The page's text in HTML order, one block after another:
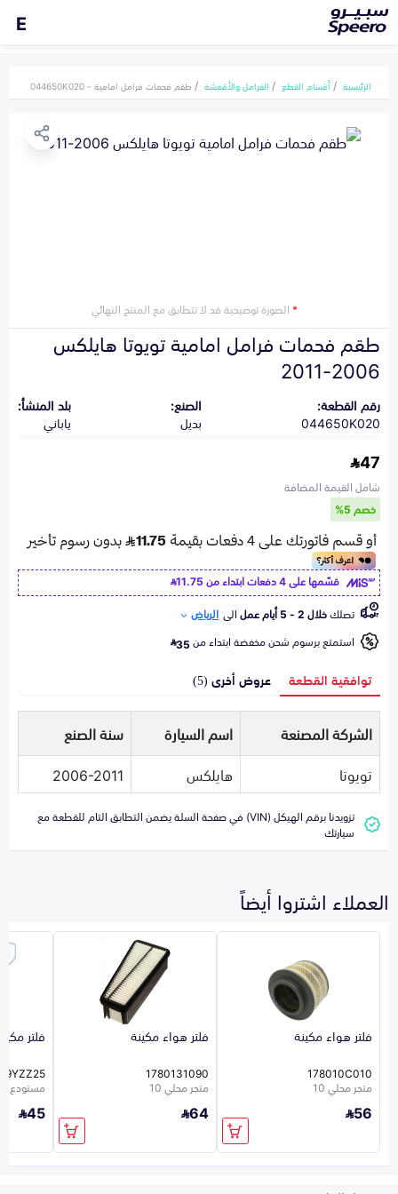
E
الرئيسية أقسام القطع الفرامل والأقمشة طقم فحمات فرامل امامية - 044650K020
*الصورة توضيحية قد لا تتطابق مع المنتج النهائي
طقم فحمات فرامل امامية تويوتا هايلكس
2006-2011
رقم القطعة:
044650K020
الصنع:
بديل
بلد المنشأ:
ياباني
47
شامل القيمة المضافة
خصم 5%
قسّمها على 4 دفعات ابتداء من
11.75
تصلكخلال 2 - 5 أيام عمل الى الرياض
استمتع برسوم شحن مخفضة ابتداء من35
توافقية القطعة عروض أخرى (5)
الشركة المصنعة اسم السيارة
سنة الصنع
تويوتا
هايلكس 2006-2011
تزويدنا برقم الهيكل (VIN) في صفحة السلة يضمن التطابق التام للقطعة مع
سيارتك
العملاء اشتروا أيضاً
فلتر هواء مكينة
178010C010
متجر محلي 10
56
فلتر هواء مكينة
1780131090
متجر محلي 10
64
فلتر
مستودع
45